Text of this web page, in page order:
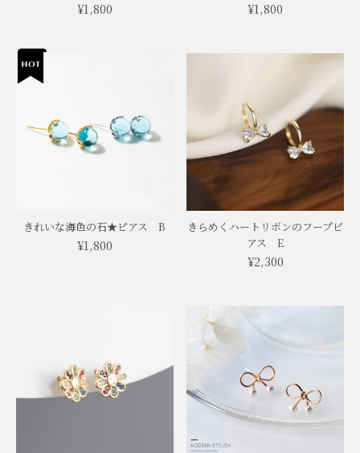
¥1,800 ¥1,800
きれいな海色の石★ピアス B
¥1,800
きらめくハートリボンのフープピ
アス E
¥2,300